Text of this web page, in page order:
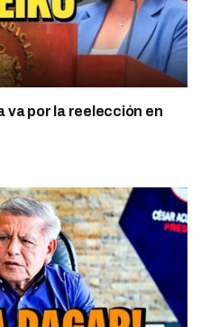
va por la reelección en